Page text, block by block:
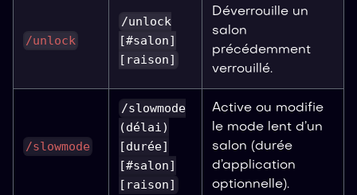
/unlock
/unlock
[#salon]
[raison]
Déverrouille un
salon
précédemment
verrouillé.
/slowmode
/slowmode
(délai)
[durée]
[#salon]
[raison]
Active ou modifie
le mode lent d’un
salon (durée
d’application
optionnelle).